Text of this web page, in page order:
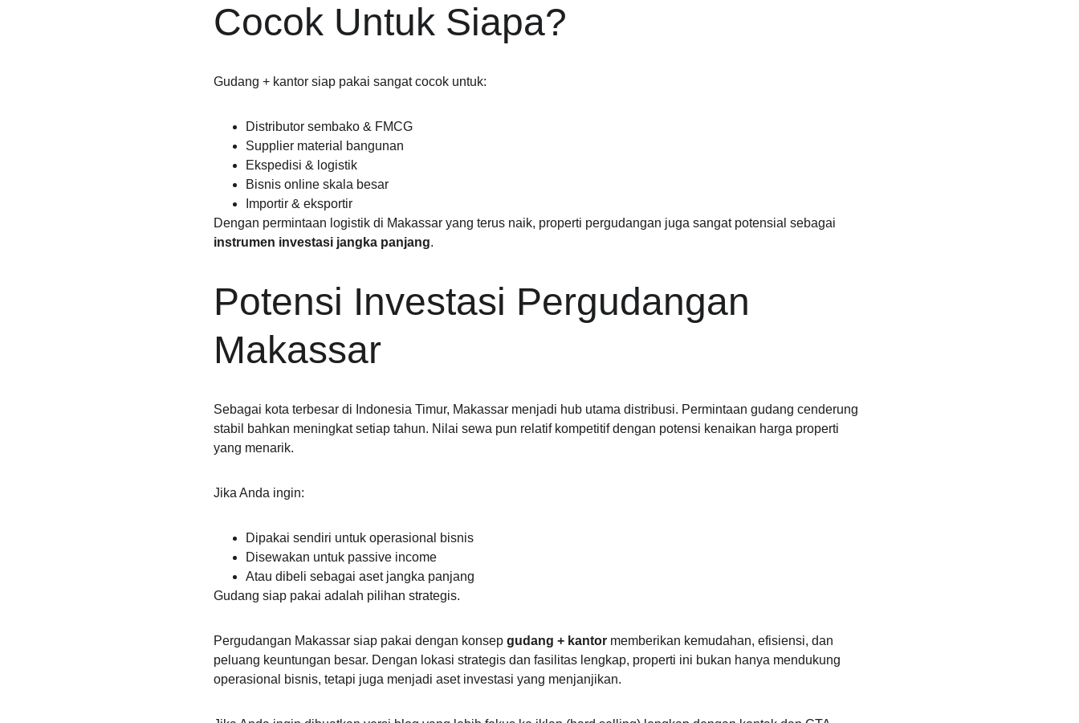
Cocok Untuk Siapa?
Gudang + kantor siap pakai sangat cocok untuk:
Distributor sembako & FMCG
Supplier material bangunan
Ekspedisi & logistik
Bisnis online skala besar
Importir & eksportir
Dengan permintaan logistik di Makassar yang terus naik, properti pergudangan juga sangat potensial sebagai
instrumen investasi jangka panjang.
Potensi Investasi Pergudangan
Makassar
Sebagai kota terbesar di Indonesia Timur, Makassar menjadi hub utama distribusi. Permintaan gudang cenderung
stabil bahkan meningkat setiap tahun. Nilai sewa pun relatif kompetitif dengan potensi kenaikan harga properti
yang menarik.
Jika Anda ingin:
Dipakai sendiri untuk operasional bisnis
Disewakan untuk passive income
Atau dibeli sebagai aset jangka panjang
Gudang siap pakai adalah pilihan strategis.
Pergudangan Makassar siap pakai dengan konsep gudang + kantor memberikan kemudahan, efisiensi, dan
peluang keuntungan besar. Dengan lokasi strategis dan fasilitas lengkap, properti ini bukan hanya mendukung
operasional bisnis, tetapi juga menjadi aset investasi yang menjanjikan.